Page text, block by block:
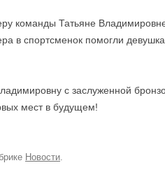
команды Татьяне
в спортсменок помогли
с заслуженной
мест в будущем!
Новости.